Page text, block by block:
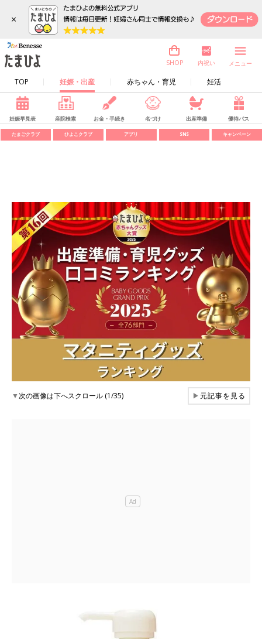
×
TOP 妊娠・出産 赤ちゃん・育児 妊活
SHOP 内祝い メニュー
妊娠早見表 産院検索 お金・手続き 名づけ 出産準備 優待パス
たまごクラブ ひよこクラブ アプリ SNS キャンペーン
▼次の画像は下へスクロール (1/35) ▶元記事を見る